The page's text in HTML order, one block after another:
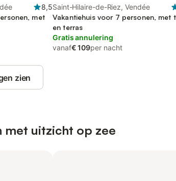
8,5
met
Saint-Hilaire-de-Riez, Vendée
Vakantiehuis voor 7 personen, met
en terras
Gratis annulering
vanaf€ 109per nacht
zien
met uitzicht op zee